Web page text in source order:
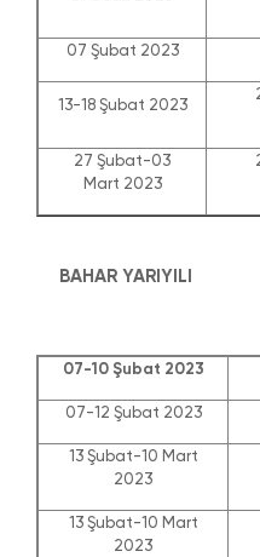
07 Şubat 2023
13-18 Şubat 2023
27 Şubat-03
Mart 2023
BAHAR
07-10 Şubat 2023
07-12 Şubat 2023
13 Şubat-10 Mart
2023
13 Şubat-10 Mart
2023